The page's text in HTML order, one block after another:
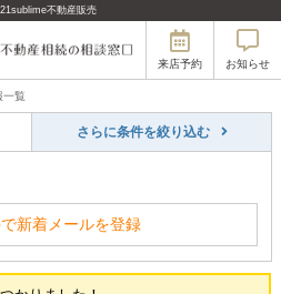
不動産販売
来店予約 お知らせ
一覧
さらに条件を絞り込む
新着メールを登録